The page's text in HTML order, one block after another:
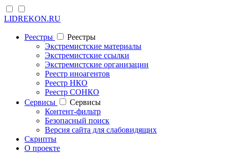
LIDREKON.RU
Реестры
Реестры
Экстремистские материалы
Экстремистские ссылки
Экстремистские организации
Реестр иноагентов
Реестр НКО
Реестр СОНКО
Cервисы
Cервисы
Контент-фильтр
Безопасный поиск
Версия сайта для слабовидящих
Скрипты
О проекте